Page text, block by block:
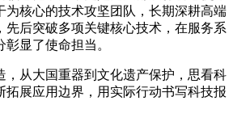
为核心的技术攻坚团队，长期深耕高端
先后突破多项关键核心技术，在服务系
显了使命担当。
，从大国重器到文化遗产保护，思看科
拓展应用边界，用实际行动书写科技报